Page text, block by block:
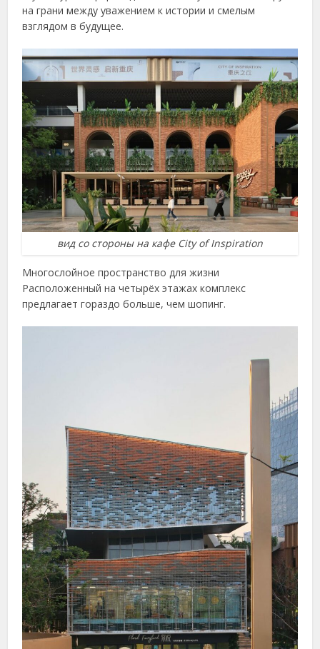
на грани между уважением к истории и смелым
взглядом в будущее.
вид со стороны на кафе City of Inspiration
Многослойное пространство для жизни
Расположенный на четырёх этажах комплекс
предлагает гораздо больше, чем шопинг.